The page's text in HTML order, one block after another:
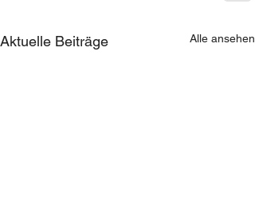
Aktuelle Beiträge Alle ansehen